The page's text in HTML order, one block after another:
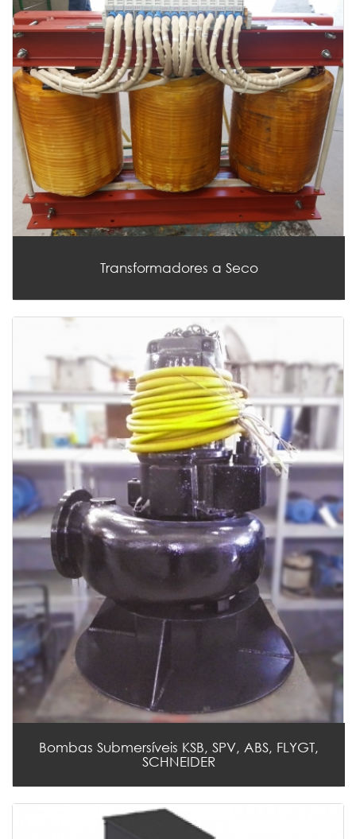
Transformadores a Seco
Bombas Submersíveis KSB, SPV, ABS, FLYGT,
SCHNEIDER